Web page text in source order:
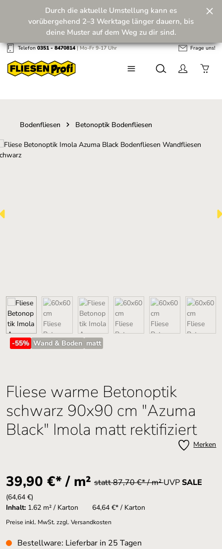
Zum Hauptinhalt springen
Zukunft! 💪
Durch die aktuelle Umstellung kann es
vorübergehend 2–3 Werktage länger dauern, bis
deine Muster auf dem Weg zu dir sind.
Telefon0351 - 8470814| Mo-Fr 9-17 Uhr Frage uns!
Bodenfliesen Betonoptik Bodenfliesen
Bildergalerie überspringen
-55% Wand & Boden matt
Fliese warme Betonoptik
schwarz 90x90 cm "Azuma
Black" Imola matt rektifiziert
Merken
39,90 €* / m² statt 87,70 €* / m²UVPSALE
(64,64 €)
Inhalt: 1.62 m² / Karton 64,64 €* / Karton
Preise inkl. MwSt. zzgl. Versandkosten
Bestellware: Lieferbar in 25 Tagen